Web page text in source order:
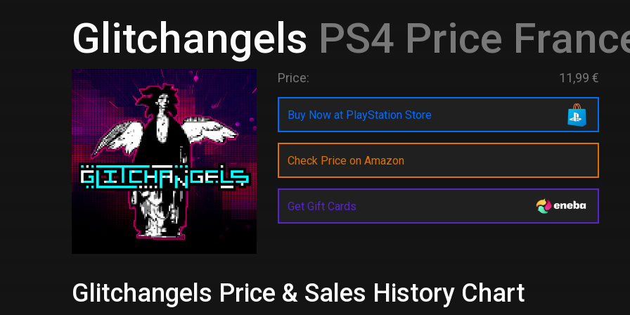
Glitchangels PS4 Price
Price: 11,99 €
Buy Now at PlayStation Store
Check Price on Amazon
Get Gift Cards
Glitchangels Price & Sales History Chart